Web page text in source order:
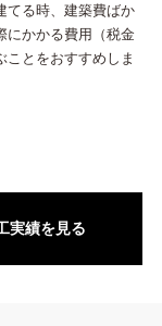
てる時、建築費ばか
にかかる費用（税金
とをおすすめしま
実績を見る